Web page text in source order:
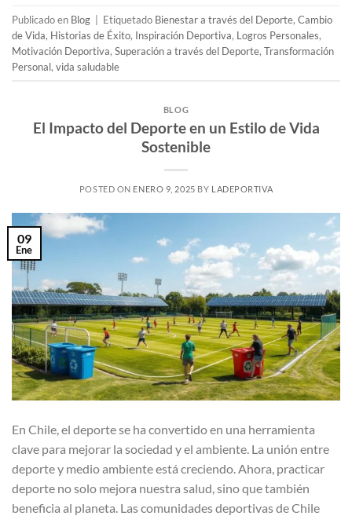
Publicado en Blog | Etiquetado Bienestar a través del Deporte, Cambio
de Vida, Historias de Éxito, Inspiración Deportiva, Logros Personales,
Motivación Deportiva, Superación a través del Deporte, Transformación
Personal, vida saludable
BLOG
El Impacto del Deporte en un Estilo de Vida
Sostenible
POSTED ON ENERO 9, 2025 BY LADEPORTIVA
09
Ene
En Chile, el deporte se ha convertido en una herramienta
clave para mejorar la sociedad y el ambiente. La unión entre
deporte y medio ambiente está creciendo. Ahora, practicar
deporte no solo mejora nuestra salud, sino que también
beneficia al planeta. Las comunidades deportivas de Chile